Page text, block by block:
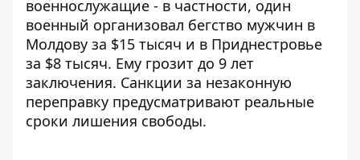
военнослужащие - в частности, один
военный организовал бегство мужчин в
Молдову за $15 тысяч и в Приднестровье
за ​​$8 тысяч. Ему грозит до 9 лет
заключения. Санкции за незаконную
переправку предусматривают реальные
сроки лишения свободы.